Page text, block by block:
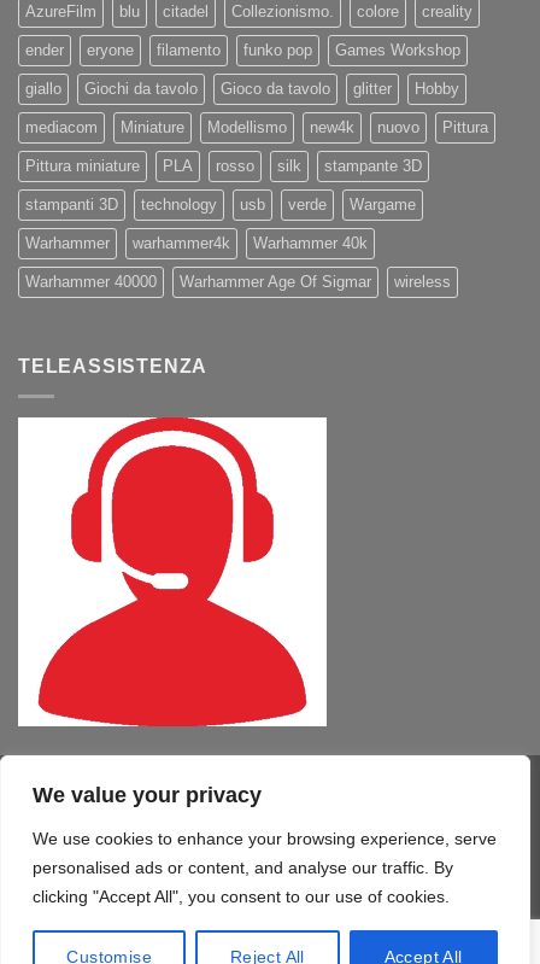
We value your privacy
We use cookies to enhance your browsing experience, serve
personalised ads or content, and analyse our traffic. By
clicking "Accept All", you consent to our use of cookies.
Customise Reject All Accept All
AzureFilm blu citadel Collezionismo. colore creality
ender eryone filamento funko pop Games Workshop
giallo Giochi da tavolo Gioco da tavolo glitter Hobby
mediacom Miniature Modellismo new4k nuovo Pittura
Pittura miniature PLA rosso silk stampante 3D
stampanti 3D technology usb verde Wargame
Warhammer warhammer4k Warhammer 40k
Warhammer 40000 Warhammer Age Of Sigmar wireless
TELEASSISTENZA
Visa PayPal MasterCard
Delivery
COMPUTER – TABLET – SMARTPHONE SOFTWARE
SERVIZI
Copyright 2026 ©Mono Informatica S.r.l.c.r.
0721.1921940 - P.IVA 02515170419